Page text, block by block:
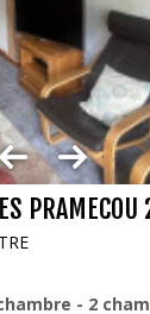
PRAMECOU
2